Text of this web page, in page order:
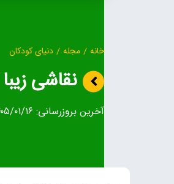
خانه / مجله / دنیای کودکان
نقاشی زیبا
آخرین بروزرسانی: ۱۴۰۵/